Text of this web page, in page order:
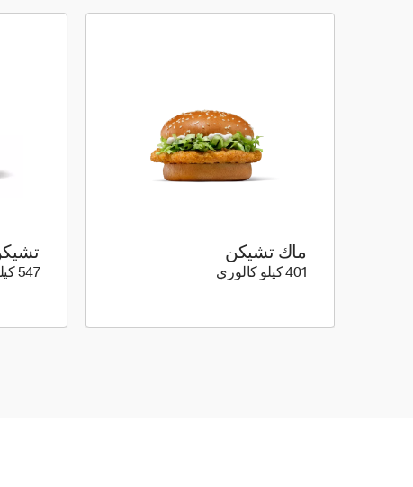
ماك تشيكن
401 كيلو كالوري 401 كيلو سعرة حرارية 547 كيلو كالوري